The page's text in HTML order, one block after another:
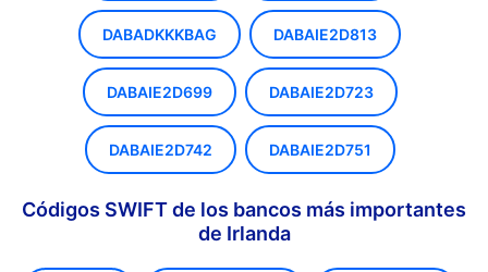
DABADKKKBAG DABAIE2D813
DABAIE2D699 DABAIE2D723
DABAIE2D742 DABAIE2D751
Códigos SWIFT de los bancos más importantes
de Irlanda